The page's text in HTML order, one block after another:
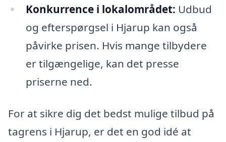
Konkurrence i lokalområdet: Udbud
og efterspørgsel i Hjarup kan også
påvirke prisen. Hvis mange tilbydere
er tilgængelige, kan det presse
priserne ned.
For at sikre dig det bedst mulige tilbud på
tagrens i Hjarup, er det en god idé at